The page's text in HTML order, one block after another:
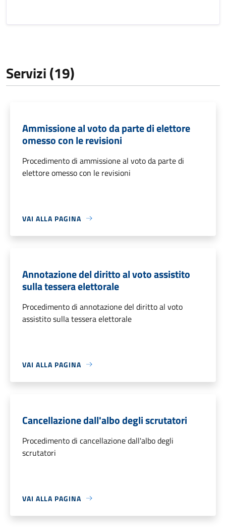
Servizi (19)
Ammissione al voto da parte di elettore
omesso con le revisioni
Procedimento di ammissione al voto da parte di
elettore omesso con le revisioni
VAI ALLA PAGINA
Annotazione del diritto al voto assistito
sulla tessera elettorale
Procedimento di annotazione del diritto al voto
assistito sulla tessera elettorale
VAI ALLA PAGINA
Cancellazione dall'albo degli scrutatori
Procedimento di cancellazione dall'albo degli
scrutatori
VAI ALLA PAGINA